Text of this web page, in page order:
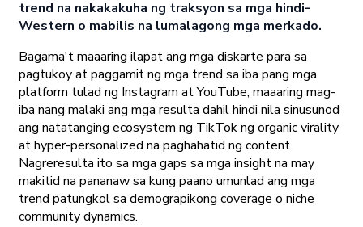
trend na nakakakuha ng traksyon sa mga hindi-
Western o mabilis na lumalagong mga merkado.
Bagama't maaaring ilapat ang mga diskarte para sa
pagtukoy at paggamit ng mga trend sa iba pang mga
platform tulad ng Instagram at YouTube, maaaring mag-
iba nang malaki ang mga resulta dahil hindi nila sinusunod
ang natatanging ecosystem ng TikTok ng organic virality
at hyper-personalized na paghahatid ng content.
Nagreresulta ito sa mga gaps sa mga insight na may
makitid na pananaw sa kung paano umunlad ang mga
trend patungkol sa demograpikong coverage o niche
community dynamics.